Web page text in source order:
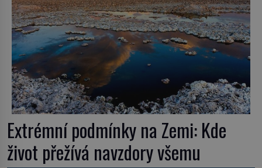
Extrémní podmínky na Zemi: Kde
život přežívá navzdory všemu